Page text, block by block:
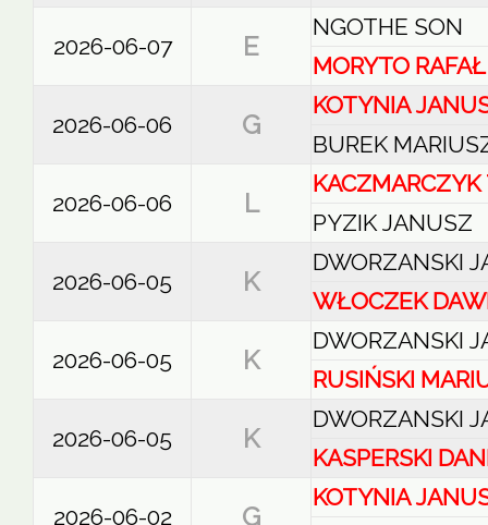
2026-06-07 E
NGOTHE SON
MORYTO RAFAŁ
2026-06-06 G
KOTYNIA
BUREK
2026-06-06 L
PYZIK JANUSZ
2026-06-05 K
DWORZANSKI
WŁOCZEK
2026-06-05 K
DWORZANSKI
RUSIŃSKI
2026-06-05 K
DWORZANSKI
KASPERSKI
2026-06-02 G
KOTYNIA